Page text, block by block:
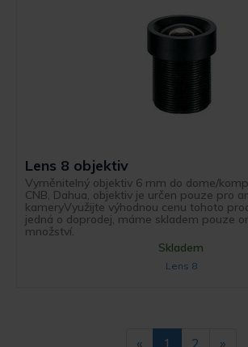
Lens 8 objektiv
Vyměnitelný objektiv 6 mm do dome/
CNB, Dahua, objektiv je určen pouze pro
kameryVyužijte výhodnou cenu tohoto
jedná o doprodej, máme skladem pouze
množství.
Skladem
Lens 8
« 1 2 »